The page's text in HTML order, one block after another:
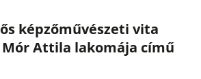
képzőművészeti vita
Mór Attila lakomája című